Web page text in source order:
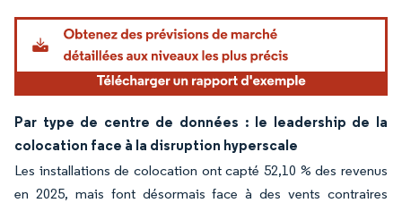
Par type de centre de données : le leadership de la
colocation face à la disruption hyperscale
Les installations de colocation ont capté 52,10 % des revenus
en 2025, mais font désormais face à des vents contraires